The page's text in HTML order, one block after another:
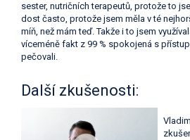
sester, nutričních terapeutů, protože to
dost často, protože jsem měla v té
míň, než mám teď. Takže i to jsem
víceméně fakt z 99 % spokojená s
pečovali.
Další zkušenosti: